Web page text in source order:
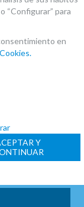
de
“Configurar” para
en
Y